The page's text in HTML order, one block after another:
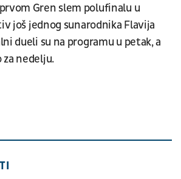
Gren slem polufinalu u
još jednog sunarodnika Flavija
dueli su na programu u petak, a
za nedelju.